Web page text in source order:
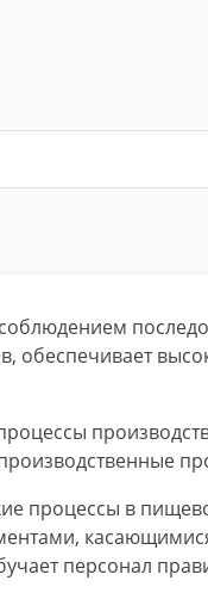
обеспечивает
процессы в
персонал